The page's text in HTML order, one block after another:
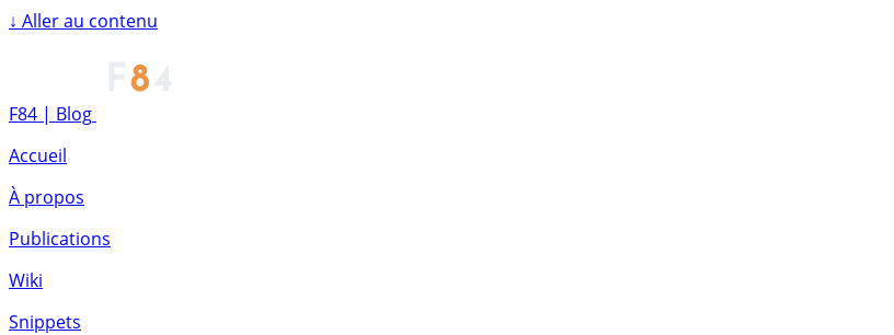
↓ Aller au contenu
F84 | Blog
Accueil
À propos
Publications
Wiki
Snippets